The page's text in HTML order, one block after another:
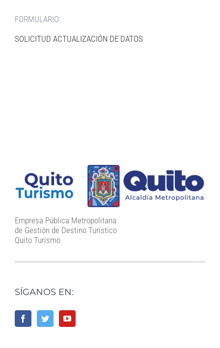
FORMULARIO:
SOLICITUD ACTUALIZACIÓN DE DATOS
Empresa Pública Metropolitana
de Gestión de Destino Turístico
Quito Turismo
SÍGANOS EN: